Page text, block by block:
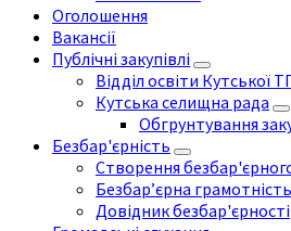
Оголошення
Вакансії
Публічні закупівлі
Відділ освіти Кутської
Кутська селищна рада
Обгрунтування
Безбар'єрність
Створення
Безбар’єрна грамотність
Довідник безбар'єрності